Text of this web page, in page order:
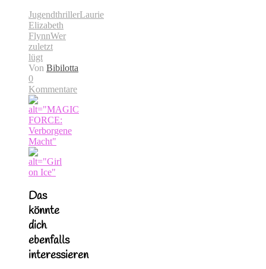
JugendthrillerLaurie
Elizabeth
FlynnWer
zuletzt
lügt
Von Bibilotta
0
Kommentare
Das
könnte
dich
ebenfalls
interessieren